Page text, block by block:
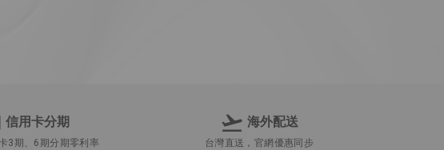
信用卡分期
3期、6期分期零利率
海外配送
台灣直送，官網優惠同步